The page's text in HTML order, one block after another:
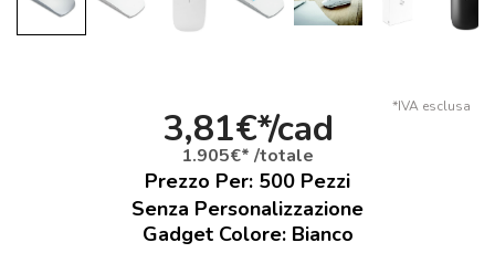
*IVA esclusa
3,81€*/cad
1.905€* /totale
Prezzo Per: 500 Pezzi
Senza Personalizzazione
Gadget Colore: Bianco